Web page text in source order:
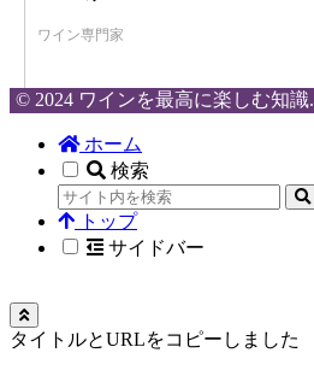
ワイン専門家
© 2024 ワインを最高に楽しむ知識.
ホーム
検索
トップ
サイドバー
タイトルとURLをコピーしました